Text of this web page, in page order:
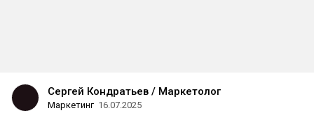
Сергей Кондратьев / Маркетолог
Маркетинг 16.07.2025